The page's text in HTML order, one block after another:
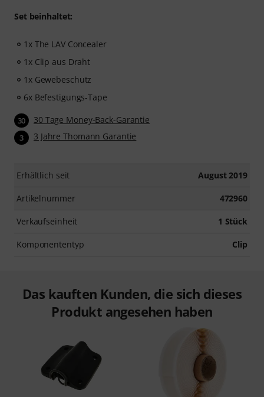
Set beinhaltet:
1x The LAV Concealer
1x Clip aus Draht
1x Gewebeschutz
6x Befestigungs-Tape
30 30 Tage Money-Back-Garantie
3 3 Jahre Thomann Garantie
Erhältlich seit August 2019
Artikelnummer 472960
Verkaufseinheit 1 Stück
Komponententyp Clip
Das kauften Kunden, die sich dieses
Produkt angesehen haben